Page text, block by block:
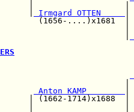
|                   |
Irmgard OTTEN
(1656-
|
|
Anton KAMP
| (1662-
|                   |